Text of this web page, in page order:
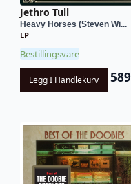
Jethro Tull
Heavy Horses (Steven Wi...
LP
Bestillingsvare
Legg I Handlekurv 589